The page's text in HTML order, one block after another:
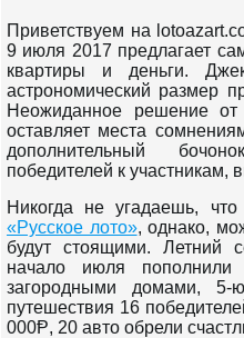
Приветствуем на
9 июля 2017 предлагает
квартиры и деньги.
астрономический размер
Неожиданное решение
оставляет места
дополнительный
победителей к участникам,
Никогда не угадаешь,
«Русское лото», однако,
будут стоящими. Летний
начало июля пополнили
загородными домами, 5-
путешествия 16
000Ᵽ, 20 авто обрели